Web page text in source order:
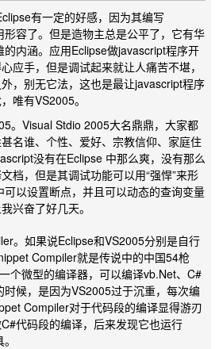
有一定的好感，因为其编写
容了。但是造物主总是公平了，它有华
内涵。应用Eclipse做javascript程序开
应手，但是调试起来就让人痛苦不堪，
，别无它法，这也是最让javascript程序
唯有VS2005。
。Visual Stdio 2005大名鼎鼎，大家都
名谁、个性、爱好、宗教信仰、家庭住
没有在Eclipse 中那么爽，没有那么
档，但是其调试功能可以用“强悍”来形
以设置断点，并且可以动态的查询变量
兴奋了好几天。
。如果说Eclipse和VS2005分别是自行
Compiler就是传说中的中国54枪
个微型的编译器，可以编译vb.Net、C#
候，是因为VS2005过于沉重，每次编
Compiler对于代码段的编译显得游刃
代码段的编译，后来发现它也运行